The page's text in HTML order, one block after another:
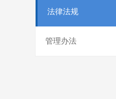
法律法规
管理办法